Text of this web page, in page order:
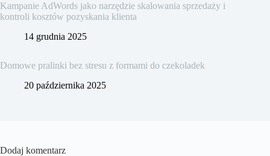
Kampanie AdWords jako narzędzie skalowania sprzedaży i
kontroli kosztów pozyskania klienta
14 grudnia 2025
Domowe pralinki bez stresu z formami do czekoladek
20 października 2025
Dodaj komentarz